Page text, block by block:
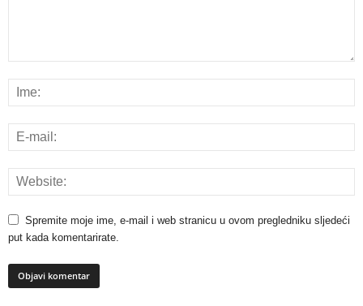
Spremite moje ime, e-mail i web stranicu u ovom pregledniku sljedeći
put kada komentarirate.